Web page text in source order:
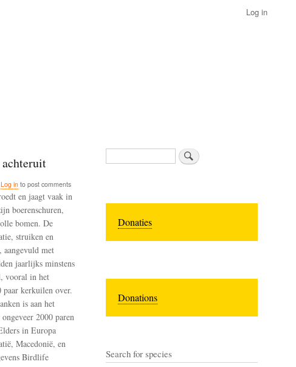
Log in
Log in to post comments
en jaagt vaak in
boerenschuren,
bomen. De
struiken en
aangevuld met
jaarlijks minstens
vooral in het
paar kerkuilen over.
is aan het
2000 paren
in Europa
Macedonië, en
Birdlife
Search
Donaties
Donations
Search for species